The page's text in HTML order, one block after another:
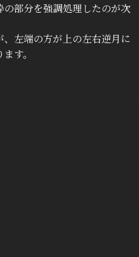
部分を強調処理したのが次
左端の方が上の左右逆月に
す。